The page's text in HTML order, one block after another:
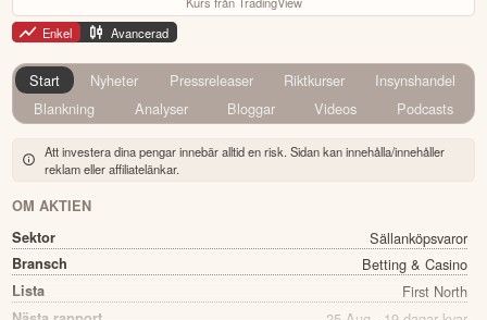
Enkel
Avancerad
Start Nyheter Pressreleaser Riktkurser
Insynshandel
Blankning
Analyser Bloggar Videos Podcasts
Att investera dina pengar innebär alltid en risk. Sidan kan innehålla/innehåller
reklam eller affiliatelänkar.
OM AKTIEN
Sektor
Sällanköpsvaror
Bransch Betting & Casino
Lista First North